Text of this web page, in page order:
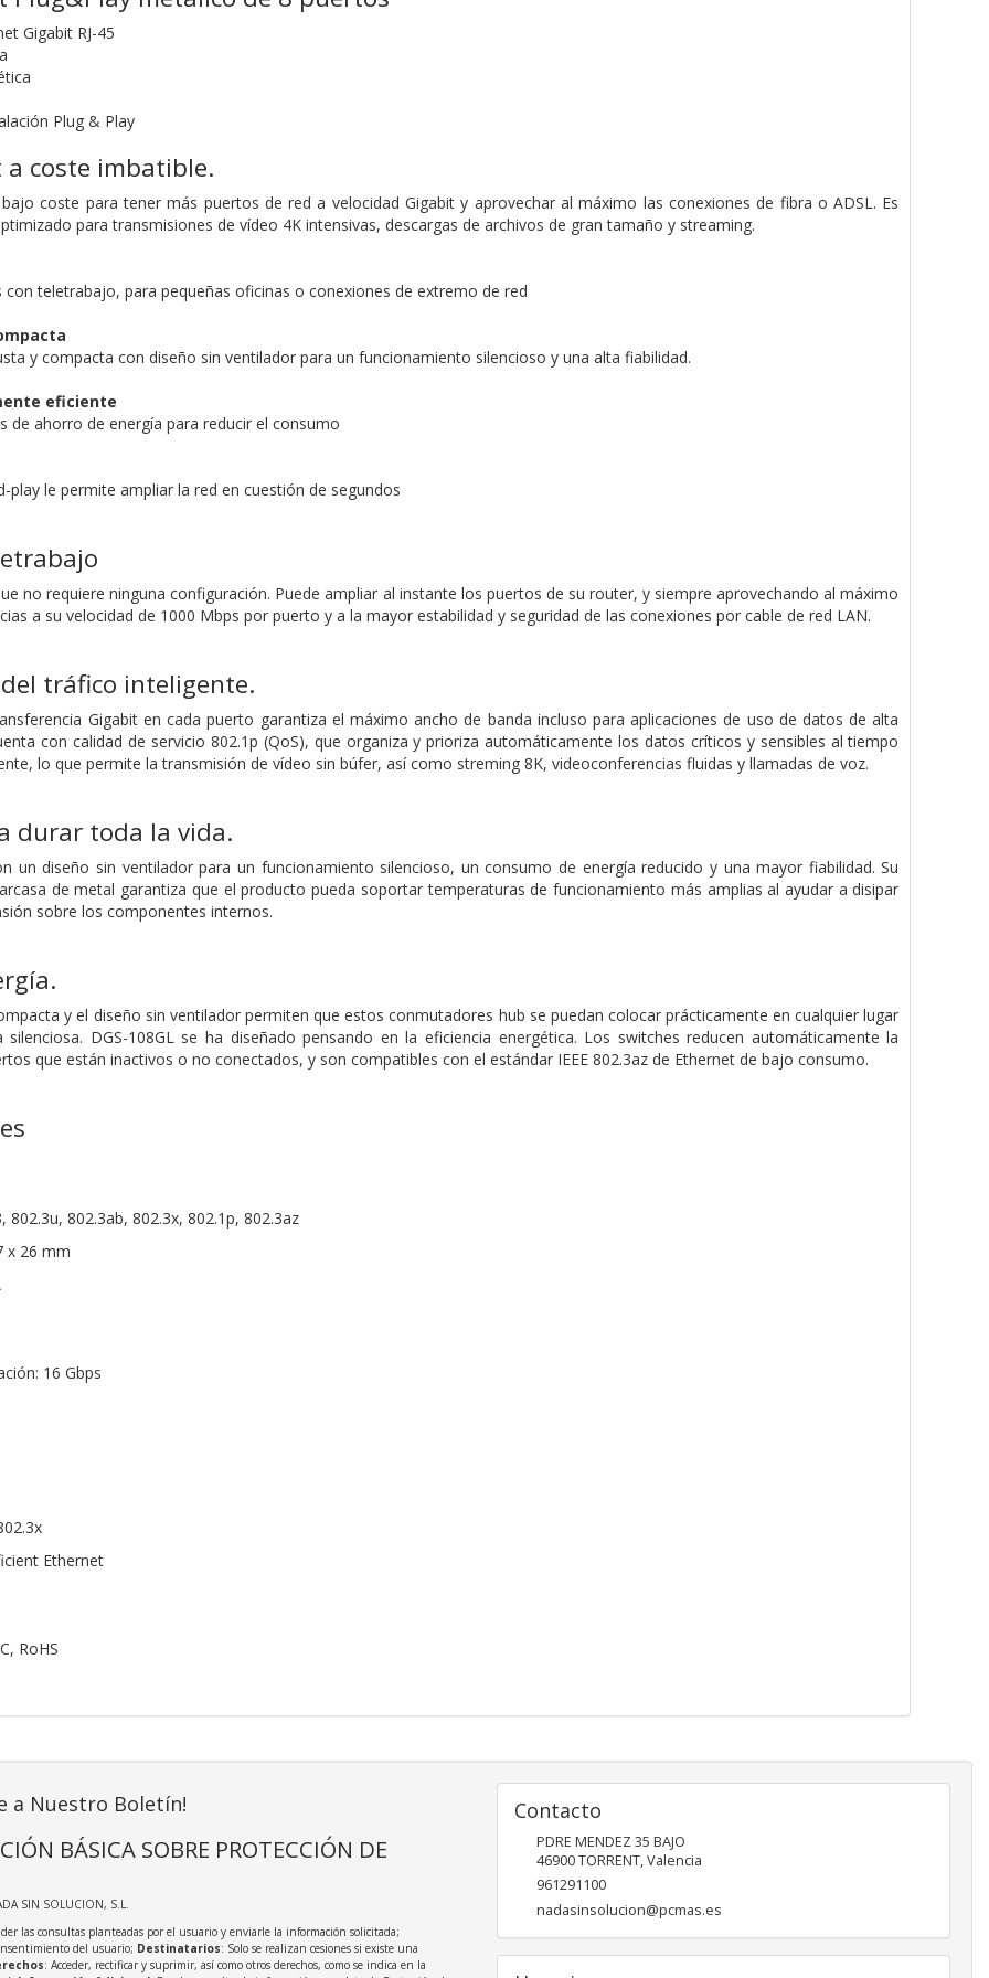
Gigabit RJ-45
Plug & Play
a coste imbatible.
coste para tener más puertos de red a velocidad Gigabit y aprovechar al máximo las conexiones de fibra o ADSL. Es
para transmisiones de vídeo 4K intensivas, descargas de archivos de gran tamaño y streaming.
teletrabajo, para pequeñas oficinas o conexiones de extremo de red
y compacta con diseño sin ventilador para un funcionamiento silencioso y una alta fiabilidad.
eficiente
de ahorro de energía para reducir el consumo
play le permite ampliar la red en cuestión de segundos
no requiere ninguna configuración. Puede ampliar al instante los puertos de su router, y siempre aprovechando al máximo
a su velocidad de 1000 Mbps por puerto y a la mayor estabilidad y seguridad de las conexiones por cable de red LAN.
tráfico inteligente.
Gigabit en cada puerto garantiza el máximo ancho de banda incluso para aplicaciones de uso de datos de alta
con calidad de servicio 802.1p (QoS), que organiza y prioriza automáticamente los datos críticos y sensibles al tiempo
lo que permite la transmisión de vídeo sin búfer, así como streming 8K, videoconferencias fluidas y llamadas de voz.
durar toda la vida.
un diseño sin ventilador para un funcionamiento silencioso, un consumo de energía reducido y una mayor fiabilidad. Su
de metal garantiza que el producto pueda soportar temperaturas de funcionamiento más amplias al ayudar a disipar
sobre los componentes internos.
y el diseño sin ventilador permiten que estos conmutadores hub se puedan colocar prácticamente en cualquier lugar
DGS-108GL se ha diseñado pensando en la eficiencia energética. Los switches reducen automáticamente la
que están inactivos o no conectados, y son compatibles con el estándar IEEE 802.3az de Ethernet de bajo consumo.
802.3u, 802.3ab, 802.3x, 802.1p, 802.3az
x 26 mm
16 Gbps
Ethernet
RoHS
a Nuestro Boletín!
BÁSICA SOBRE PROTECCIÓN DE
SIN SOLUCION, S.L.
las consultas planteadas por el usuario y enviarle la información solicitada;
del usuario; Destinatarios: Solo se realizan cesiones si existe una
: Acceder, rectificar y suprimir, así como otros derechos, como se indica en la
Contacto
PDRE MENDEZ 35 BAJO
46900TORRENT,Valencia
961291100
nadasinsolucion@pcmas.es